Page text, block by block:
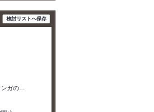
検討リストへ保存
ンガの…